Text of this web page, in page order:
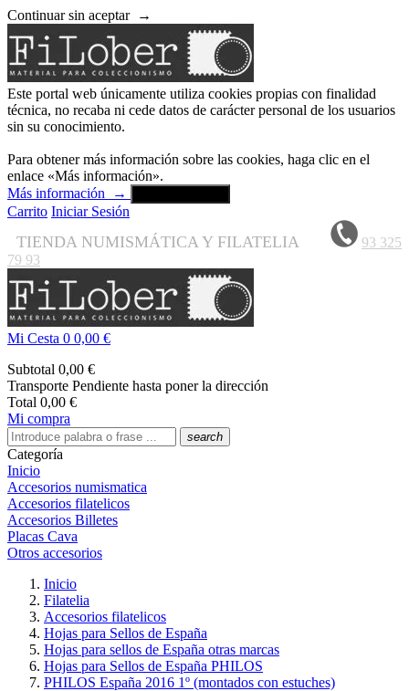
Continuar sin aceptar →
Este portal web únicamente utiliza cookies propias con finalidad
técnica, no recaba ni cede datos de carácter personal de los usuarios
sin su conocimiento.
Para obtener más información sobre las cookies, haga clic en el
enlace «Más información».
Más información
→
Carrito Iniciar Sesión
TIENDA NUMISMÁTICA Y FILATELIA
93 325
79 93
Mi Cesta 0 0,00 €
Subtotal 0,00 €
Transporte Pendiente hasta poner la dirección
Total 0,00 €
Mi compra
search
Categoría
Inicio
Accesorios numismatica
Accesorios filatelicos
Accesorios Billetes
Placas Cava
Otros accesorios
Inicio
Filatelia
Accesorios filatelicos
Hojas para Sellos de España
Hojas para sellos de España otras marcas
Hojas para Sellos de España PHILOS
PHILOS España 2016 1º (montados con estuches)